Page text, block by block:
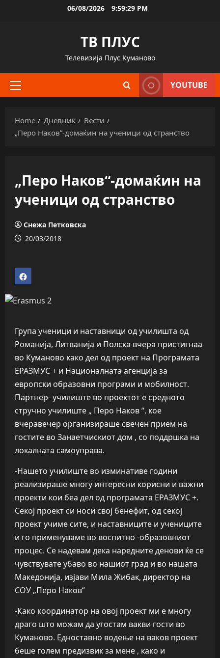
06/08/2026 9:59:30 PM
ТВ ПЛУС
Телевизија Плус Куманово
Primary
YOUTUBE
Home Дневник
Вести
„Перо Наков“-домаќин на ученици од странство
„Перо Наков“-домаќин на
ученици од странство
Снежа Петковска
20/03/2018
Група ученици и наставници од училишта од
Романија, Литванија и Полска вчера пристигнаа
во Куманово како дел од проект на Програмата
ЕРАЗМУС + и Националната агенција за
европски образовни програми и мобилност.
Партнер- училиште во проектот е средното
стручно училиште „ Перо Наков “, кое
вчеравечер организираше свечен прием на
гостите во Занаетчискиот дом , со поддршка на
локалната самоуправа.
-Нашето училиште во изминативе години
реализираше многу интересни корисни и важни
проекти кои беа дел од програмата ЕРАЗМУС +.
Секој проект си носи свој бенефит, од секој
проект учиме сите, и наставниците и учениците
и го применуваме во воспитно -образовниот
процес. Се надевам дека наредните денови ќе се
чувствувате убаво во нашиот град и во нашата
Македонија, изјави Мила Жибак, директор на
СОУ „Перо Наков“
-Како координатор на овој проект ми е многу
драго што можам да угостам вакви гости во
Куманово. Едноставно водење на ваков проект
беше голем предизвик за мене , како и